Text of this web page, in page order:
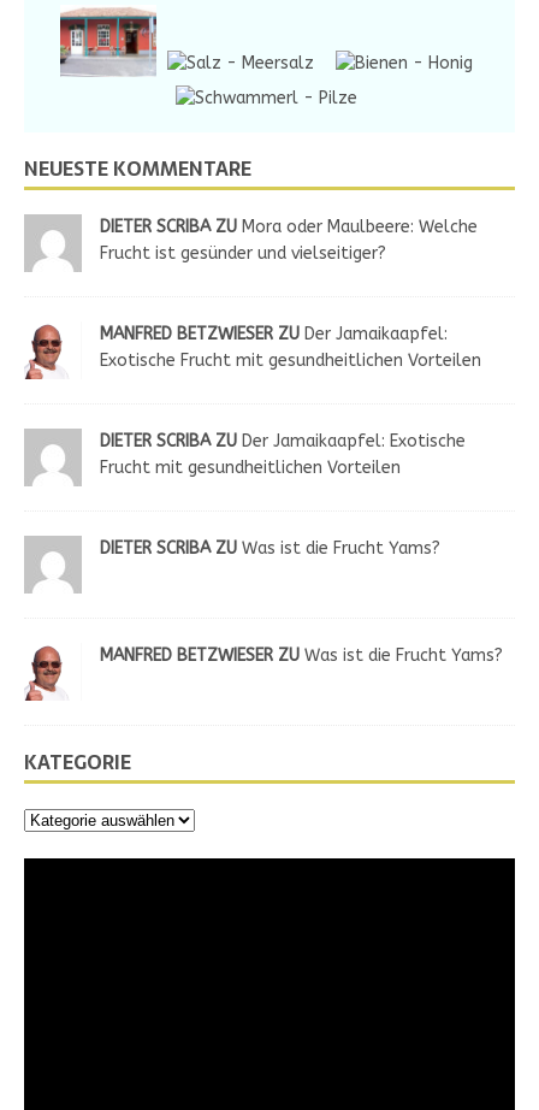
NEUESTE KOMMENTARE
DIETER SCRIBA ZU Mora oder Maulbeere: Welche
Frucht ist gesünder und vielseitiger?
MANFRED BETZWIESER ZU Der Jamaikaapfel:
Exotische Frucht mit gesundheitlichen Vorteilen
DIETER SCRIBA ZU Der Jamaikaapfel: Exotische
Frucht mit gesundheitlichen Vorteilen
DIETER SCRIBA ZU Was ist die Frucht Yams?
MANFRED BETZWIESER ZU Was ist die Frucht Yams?
KATEGORIE